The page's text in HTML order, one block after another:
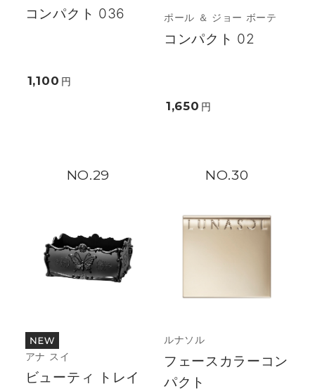
コンパクト 036
1,100 円
ポール ＆ ジョー ボーテ
コンパクト 02
1,650 円
29
アナ スイ
ビューティ トレイ
30
ルナソル
フェースカラーコン
パクト